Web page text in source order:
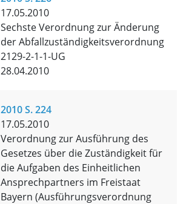
17.05.2010
Sechste Verordnung zur Änderung
der Abfallzuständigkeitsverordnung
2129-2-1-1-UG
28.04.2010
2010 S. 224
17.05.2010
Verordnung zur Ausführung des
Gesetzes über die Zuständigkeit für
die Aufgaben des Einheitlichen
Ansprechpartners im Freistaat
Bayern (Ausführungsverordnung